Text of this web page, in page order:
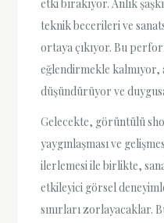
etki bırakıyor. Anlık
teknik becerileri ve
ortaya çıkıyor. Bu
eğlendirmekle kalmıyor,
düşündürüyor ve
Gelecekte, görüntülü
yaygınlaşması ve
ilerlemesi ile birlikte,
etkileyici görsel
sınırları zorlayacaklar.